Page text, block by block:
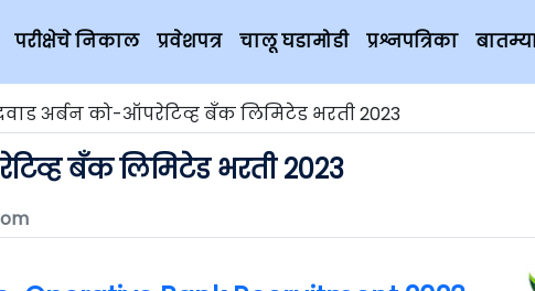
परीक्षेचे निकाल प्रवेशपत्र चालू घडामोडी प्रश्नपत्रिका
अर्बन को-ऑपरेटिव्ह बँक लिमिटेड भरती 2023
बँक लिमिटेड भरती 2023